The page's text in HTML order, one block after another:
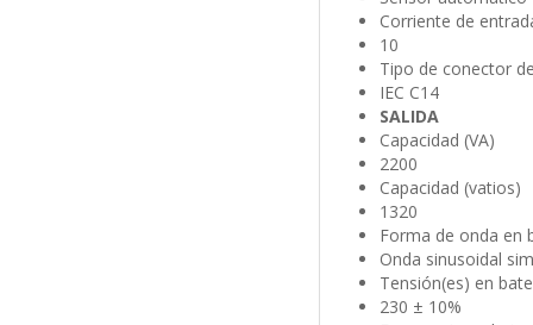
Corriente de
10
Tipo de conector
IEC C14
SALIDA
Capacidad (VA)
2200
Capacidad (vatios)
1320
Forma de onda en
Onda sinusoidal
Tensión(es) en
230 ± 10%